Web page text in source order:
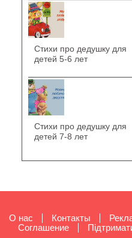
Стихи про дедушку для
детей 5-6 лет
Стихи про дедушку для
детей 7-8 лет
О нас Контакты
Cоглашение